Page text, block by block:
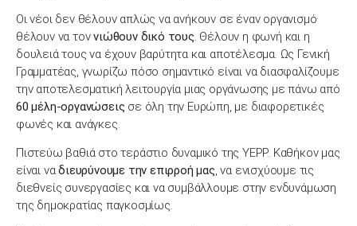
Οι νέοι δεν θέλουν απλώς να ανήκουν σε έναν οργανισμό·
θέλουν να τοννιώθουν δικό τους . Θέλουν η φωνή και η
δουλειά τους να έχουν βαρύτητα και αποτέλεσμα. Ως Γενική
Γραμματέας, γνωρίζω πόσο σημαντικό είναι να διασφαλίζουμε
την αποτελεσματική λειτουργία μιας οργάνωσης με πάνω από
60 μέλη-οργανώσεις σε όλη την Ευρώπη, με διαφορετικές
φωνές και ανάγκες.
Πιστεύω βαθιά στο τεράστιο δυναμικό της YEPP. Καθήκον μας
είναι ναδιευρύνουμε την επιρροή μας, να ενισχύουμε τις
διεθνείς συνεργασίες και να συμβάλλουμε στην ενδυνάμωση
της δημοκρατίας παγκοσμίως.